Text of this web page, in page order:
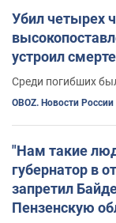
Убил четырех
устроил
Среди погибших
OBOZ. Новости России
"Нам такие
губернатор в
запретил
Пензенскую